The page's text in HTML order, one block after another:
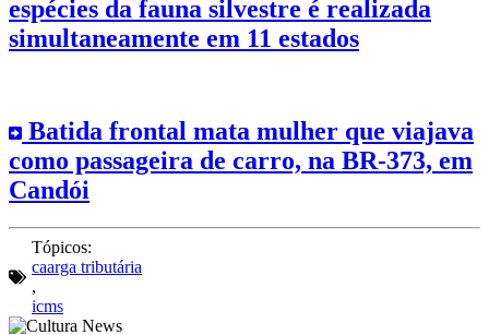
espécies da fauna silvestre é realizada
simultaneamente em 11 estados
Batida frontal mata mulher que viajava
como passageira de carro, na BR-373, em
Candói
Tópicos:
caarga tributária
,
icms